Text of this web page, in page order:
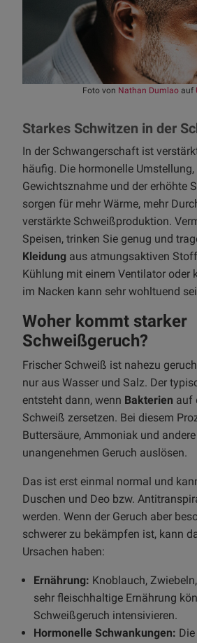
Foto von Nathan Dumlaoauf
Starkes Schwitzen in der
In der Schwangerschaft ist
häufig. Die hormonelle Umstellung,
Gewichtsznahme und der erhöhte
sorgen für mehr Wärme, mehr
verstärkte Schweißproduktion.
Speisen, trinken Sie genug und
Kleidung aus atmungsaktiven
Kühlung mit einem Ventilator oder
im Nacken kann sehr wohltuend
Woher kommt starker
Schweißgeruch?
Frischer Schweiß ist nahezu
nur aus Wasser und Salz. Der
entsteht dann, wenn Bakterien auf
Schweiß zersetzen. Bei diesem
Buttersäure, Ammoniak und
unangenehmen Geruch auslösen.
Das ist erst einmal normal und
Duschen und Deo bzw.
werden. Wenn der Geruch aber
schwerer zu bekämpfen ist, kann
Ursachen haben:
Ernährung: Knoblauch,
sehr fleischhaltige Ernährung
Schweißgeruch intensivieren.
Hormonelle Schwankungen: Die